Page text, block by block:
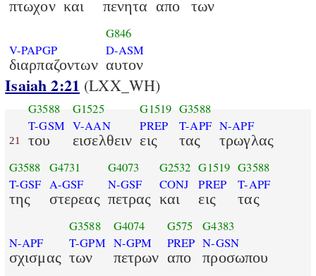
πτωχον και πενητα απο των
V-PAPGP
διαρπαζοντων
G846
D-ASM
αυτον
Isaiah 2:21 (LXX_WH)
21
G3588
T-GSM
του
G1525
V-AAN
εισελθειν
G1519
PREP
εις
G3588
T-APF
τας
N-APF
τρωγλας
G3588
T-GSF
της
G4731
A-GSF
στερεας
G4073
N-GSF
πετρας
G2532
CONJ
και
G1519
PREP
εις
G3588
T-APF
τας
N-APF
σχισμας
G3588
T-GPM
των
G4074
N-GPM
πετρων
G575
PREP
απο
G4383
N-GSN
προσωπου